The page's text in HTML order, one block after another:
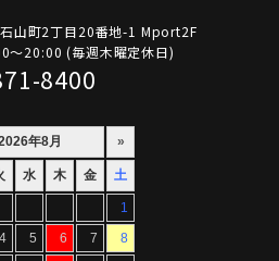
山町2丁目20番地-1 Mport2F
20:00 (毎週木曜定休日)
8400